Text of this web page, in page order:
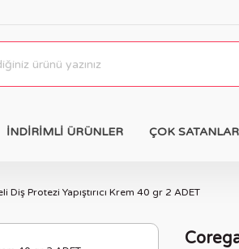
İNDİRİMLİ ÜRÜNLER ÇOK SATANLAR
Diş Protezi Yapıştırıcı Krem 40 gr 2 ADET